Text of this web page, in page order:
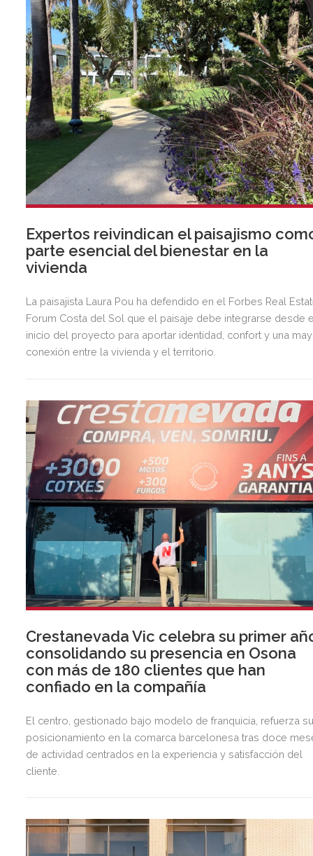
Expertos reivindican el paisajismo
parte esencial del bienestar en la
vivienda
La paisajista Laura Pou ha defendido en el Forbes Real
Forum Costa del Sol que el paisaje debe integrarse desde
inicio del proyecto para aportar identidad, confort y una
conexión entre la vivienda y el territorio.
Crestanevada Vic celebra su primer
consolidando su presencia en Osona
con más de 180 clientes que han
confiado en la compañía
El centro, gestionado bajo modelo de franquicia, refuerza
posicionamiento en la comarca barcelonesa tras doce
de actividad centrados en la experiencia y satisfacción del
cliente.